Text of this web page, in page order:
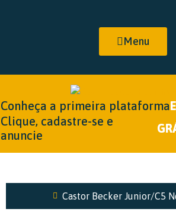
Menu
Conheça a primeira plataforma
Clique, cadastre-se e
anuncie
Castor Becker Junior/C5